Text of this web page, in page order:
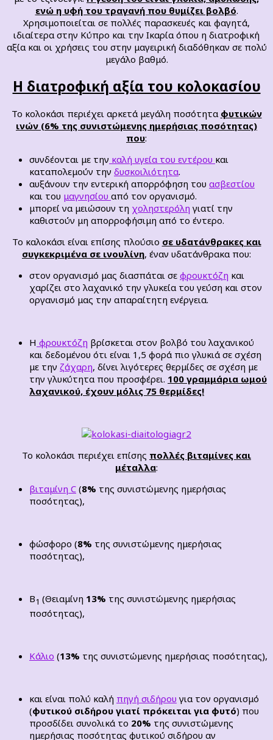
ενώ η υφή του τραγανή που θυμίζει βολβό.
Χρησιμοποιείται σε πολλές παρασκευές και φαγητά,
ιδιαίτερα στην Κύπρο και την Ικαρία όπου η διατροφική
αξία και οι χρήσεις του στην μαγειρική διαδόθηκαν σε πολύ
μεγάλο βαθμό.
Η διατροφική αξία του κολοκασίου
Το κολοκάσι περιέχει αρκετά μεγάλη ποσότητα φυτικών
ινών (6% της συνιστώμενης ημερήσιας ποσότητας)
που:
συνδέονται με την καλή υγεία του εντέρου και
καταπολεμούν την δυσκοιλιότητα.
αυξάνουν την εντερική απορρόφηση του ασβεστίου
και του μαγνησίου από τον οργανισμό.
μπορεί να μειώσουν τη χοληστερόλη γιατί την
καθιστούν μη απορροφήσιμη από το έντερο.
Το καλοκάσι είναι επίσης πλούσιο σε υδατάνθρακες και
συγκεκριμένα σε ινουλίνη, έναν υδατάνθρακα που:
στον οργανισμό μας διασπάται σε φρουκτόζη και
χαρίζει στο λαχανικό την γλυκεία του γεύση και στον
οργανισμό μας την απαραίτητη ενέργεια.
Η φρουκτόζη βρίσκεται στον βολβό του λαχανικού
και δεδομένου ότι είναι 1,5 φορά πιο γλυκιά σε σχέση
με την ζάχαρη, δίνει λιγότερες θερμίδες σε σχέση με
την γλυκύτητα που προσφέρει. 100 γραμμάρια ωμού
λαχανικού, έχουν μόλις 75 θερμίδες!
Το κολοκάσι περιέχει επίσης πολλές βιταμίνες και
μέταλλα:
βιταμίνη C (8% της συνιστώμενης ημερήσιας
ποσότητας),
φώσφορο (8% της συνιστώμενης ημερήσιας
ποσότητας),
Β1 (Θειαμίνη 13% της συνιστώμενης ημερήσιας
ποσότητας),
Κάλιο (13% της συνιστώμενης ημερήσιας ποσότητας),
και είναι πολύ καλή πηγή σιδήρου για τον οργανισμό
(φυτικού σιδήρου γιατί πρόκειται για φυτό) που
προσδίδει συνολικά το 20% της συνιστώμενης
ημερήσιας ποσότητας φυτικού σιδήρου αν